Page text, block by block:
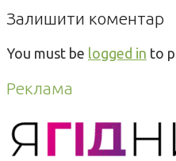
Залишити коментар
You must be logged in to
Реклама